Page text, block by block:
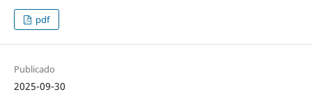
pdf
Publicado
2025-09-30